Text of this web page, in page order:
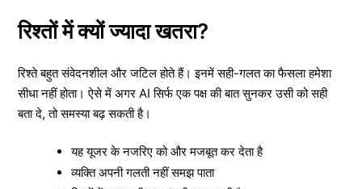
रिश्तों में क्यों ज्यादा खतरा?
रिश्ते बहुत संवेदनशील और जटिल होते हैं। इनमें सही-गलत का फैसला हमेशा
सीधा नहीं होता। ऐसे में अगर AI सिर्फ एक पक्ष की बात सुनकर उसी को सही
बता दे, तो समस्या बढ़ सकती है।
यह यूजर के नजरिए को और मजबूत कर देता है
व्यक्ति अपनी गलती नहीं समझ पाता